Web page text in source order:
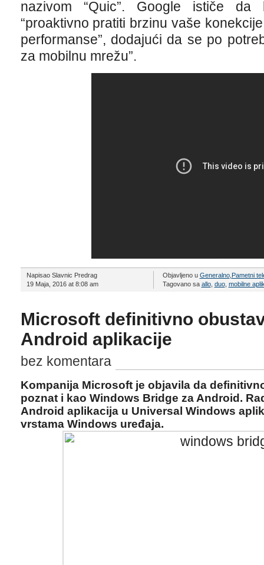
nazivom “Quic”. Google ističe
“proaktivno pratiti brzinu vaše
performanse”, dodajući da se po
za mobilnu mrežu”.
Napisao Slavnic Predrag
19 Maja, 2016 at 8:08 am
Objavljeno u Generalno, Pametni
Tagovano sa allo, duo, mobilne
Microsoft definitivno
Android aplikacije
bez komentara
Kompanija Microsoft je objavila da
poznat i kao Windows Bridge za Android.
Android aplikacija u Universal Windows
vrstama Windows uređaja.